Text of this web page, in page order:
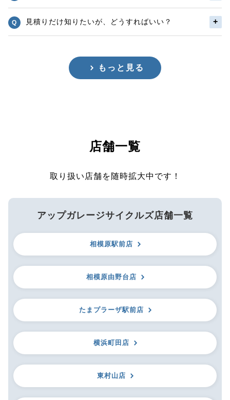
見積りだけ知りたいが、どうすればいい？
もっと見る
店舗一覧
取り扱い店舗を随時拡大中です！
アップガレージサイクルズ店舗一覧
相模原駅前店
相模原由野台店
たまプラーザ駅前店
横浜町田店
東村山店